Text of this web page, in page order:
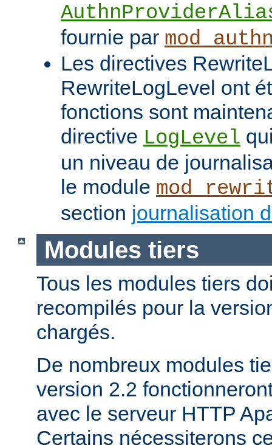
fournie par
Les directives
RewriteLogLevel ont
fonctions sont
directive LogLevel
un niveau de
le module
section journalisation
Modules tiers
Tous les modules tiers
recompilés pour la
chargés.
De nombreux modules
version 2.2
avec le serveur HTTP
Certains nécessiterons